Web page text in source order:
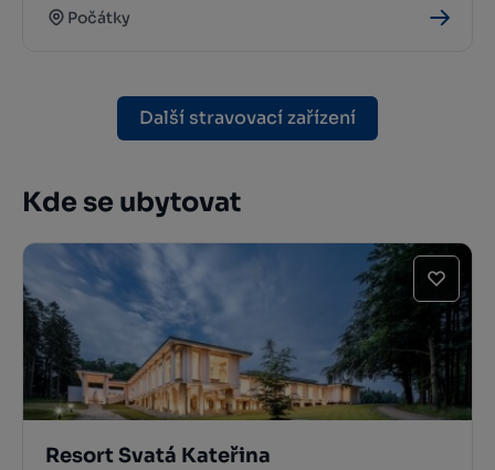
Počátky
Další stravovací zařízení
Kde se ubytovat
Resort Svatá Kateřina